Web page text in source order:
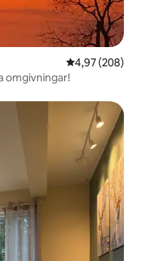
4,97 av 5 i
4,97 (208)
omgivningar!